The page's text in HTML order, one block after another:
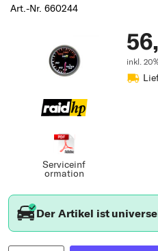
Art.-Nr. 660244
Serviceinf
ormation
inkl.
Der Artikel ist